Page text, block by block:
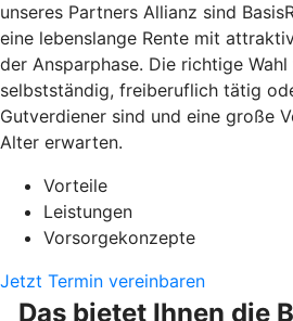
unseres Partners Allianz sind
eine lebenslange Rente mit
der Ansparphase. Die richtige
selbstständig, freiberuflich tätig
Gutverdiener sind und eine große
Alter erwarten.
Vorteile
Leistungen
Vorsorgekonzepte
Jetzt Termin vereinbaren
Das bietet Ihnen die